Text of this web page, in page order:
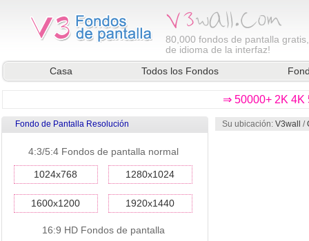
80,000 fondos de pantalla
de idioma de la interfaz!
Casa
Todos los Fondos
⇒ 50000+ 2K 4K
Fondo de Pantalla Resolución
4:3/5:4 Fondos de pantalla normal
1024x768 1280x1024
1600x1200 1920x1440
16:9 HD Fondos de pantalla
Su ubicación: V3wall /